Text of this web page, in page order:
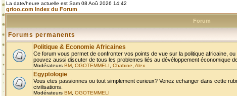
La date/heure actuelle est Sam 08 Aoû 2026 14:42
grioo.com Index du Forum
Forum
Forums permanents
Politique & Economie Africaines
Ce forum vous permet de confronter vos points de vue sur la politique africaine,
pouvez aussi discuter de tous les problemes liés au dévéloppement économique
Modérateurs BM OGOTEMMELI Chabine Alex
Egyptologie
Vous etes passionnes ou tout simplement curieux? Venez echanger dans cette
civilisations.
Modérateurs BM OGOTEMMELI